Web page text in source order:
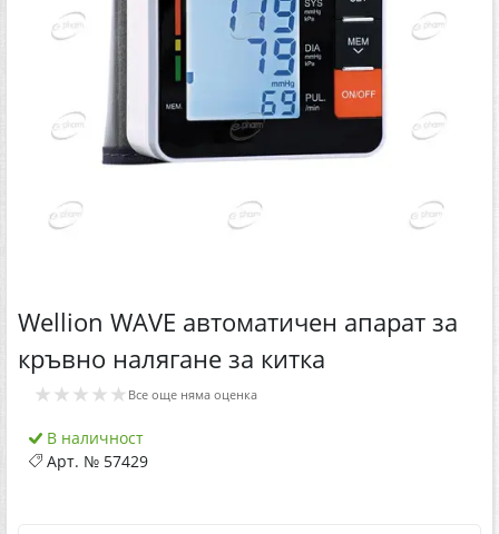
Wellion WAVE автоматичен апарат за
кръвно налягане за китка
★★★★★ Все още няма оценка
В наличност
Арт. № 57429